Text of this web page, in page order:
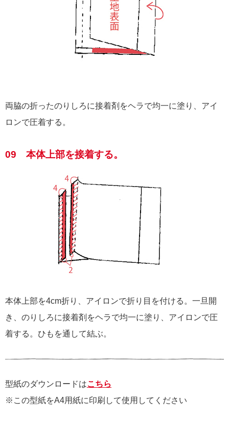
両脇の折ったのりしろに接着剤をヘラで均一に塗り、アイ
ロンで圧着する。
09 本体上部を接着する。
本体上部を4cm折り、アイロンで折り目を付ける。一旦開
き、のりしろに接着剤をヘラで均一に塗り、アイロンで圧
着する。ひもを通して結ぶ。
型紙のダウンロードはこちら
※この型紙をA4用紙に印刷して使用してください